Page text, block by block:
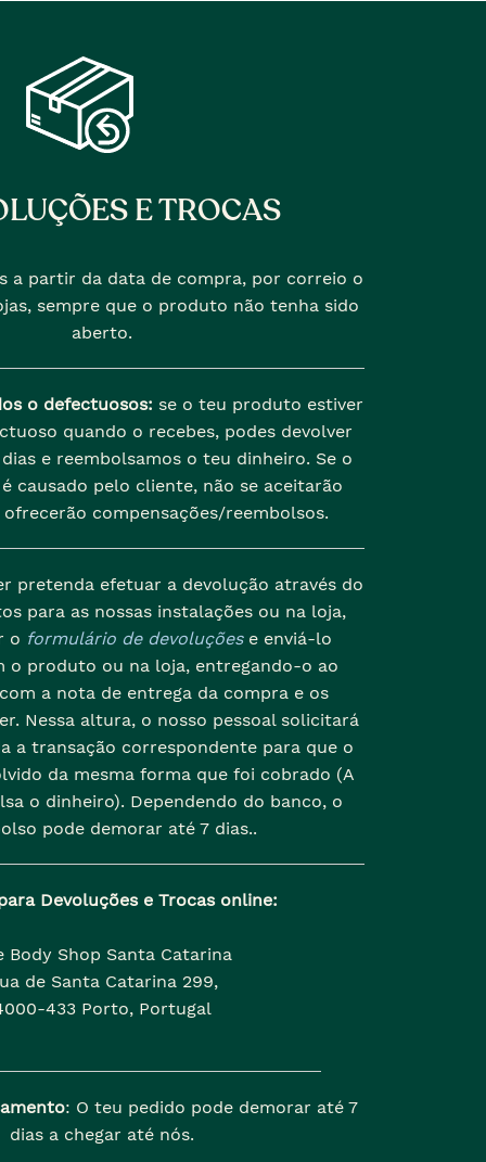
E TROCAS
a partir da data de compra, por correio o
sempre que o produto não tenha sido
aberto.
o defectuosos: se o teu produto estiver
quando o recebes, podes devolver
e reembolsamos o teu dinheiro. Se o
causado pelo cliente, não se aceitarão
compensações/reembolsos.
pretenda efetuar a devolução através do
para as nossas instalações ou na loja,
o formulário de devoluçõese enviá-lo
o produto ou na loja, entregando-o ao
a nota de entrega da compra e os
Nessa altura, o nosso pessoal solicitará
a transação correspondente para que o
da mesma forma que foi cobrado (A
o dinheiro). Dependendo do banco, o
pode demorar até 7 dias..
Devoluções e Trocas online:
Body Shop Santa Catarina
de Santa Catarina 299,
433 Porto, Portugal
: O teu pedido pode demorar até 7
dias a chegar até nós.